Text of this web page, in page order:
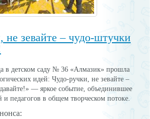
не зевайте – чудо-штучки
в детском саду № 36 «Алмазик» прошла
идей: Чудо-ручки, не зевайте –
— яркое событие, объединившее
и педагогов в общем творческом потоке.